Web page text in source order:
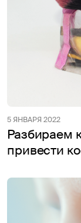
5 ЯНВАРЯ 2022
Разбираем
привести